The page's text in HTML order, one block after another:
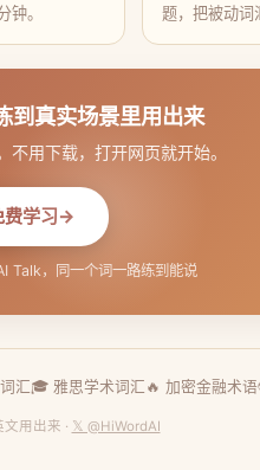
钟。
题，把被动词
真实场景里用出来
用下载，打开网页就开始。
学习
Talk，同一个词一路练到能说
汇🎓 雅思学术词汇 🔥 加密金融术语
用出来 · 𝕏 @HiWordAI